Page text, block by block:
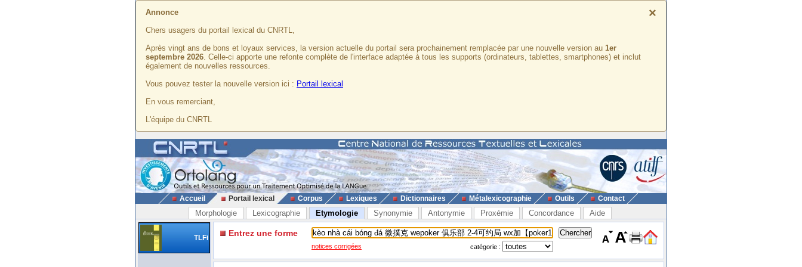
×
Annonce
Chers usagers du portail lexical du CNRTL,
Après vingt ans de bons et loyaux services, la version actuelle du portail sera prochainement remplacée par une nouvelle version au 1er
septembre 2026. Celle-ci apporte une refonte complète de l'interface adaptée à tous les supports (ordinateurs, tablettes, smartphones) et inclut
également de nouvelles ressources.
Vous pouvez tester la nouvelle version ici : Portail lexical
En vous remerciant,
L'équipe du CNRTL
Accueil Portail lexical Corpus Lexiques Dictionnaires Métalexicographie Outils Contact
Morphologie Lexicographie Etymologie Synonymie Antonymie Proxémie Concordance Aide
TLFi Entrez une forme
notices corrigées catégorie :